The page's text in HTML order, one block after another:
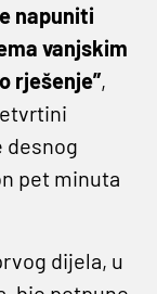
napuniti
vanjskim
rješenje”,
desnog
pet minuta
dijela, u